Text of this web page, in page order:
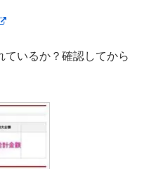
いるか？確認してから